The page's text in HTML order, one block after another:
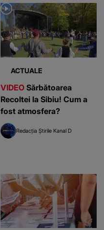
ACTUALE
VIDEO Sărbătoarea
Recoltei la Sibiu! Cum a
fost atmosfera?
Redacția Știrile Kanal D